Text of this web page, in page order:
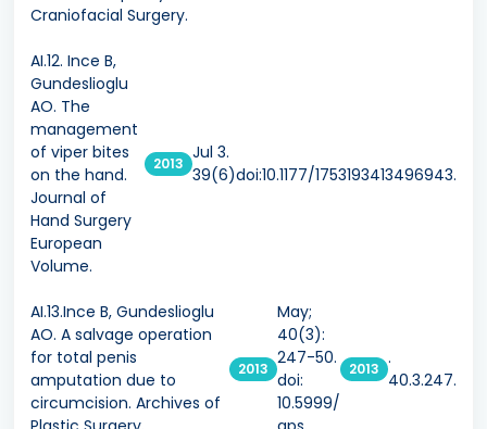
Craniofacial Surgery.
AI.12. Ince B,
Gundeslioglu
AO. The
management
of viper bites
on the hand.
Journal of
Hand Surgery
European
Volume.
2013
Jul 3.
39(6)doi:10.1177/1753193413496943.
AI.13.Ince B, Gundeslioglu
AO. A salvage operation
for total penis
amputation due to
circumcision. Archives of
2013
May;
40(3):
247-50.
doi:
10.5999/
2013
.
40.3.247.